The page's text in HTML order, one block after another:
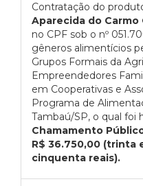
Contratação do
Aparecida do Carmo
no CPF sob o nº
gêneros alimentícios
Grupos Formais da
Empreendedores
em Cooperativas e
Programa de
Tambaú/SP, o qual foi
Chamamento
R$ 36.750,00 (trinta
cinquenta reais).